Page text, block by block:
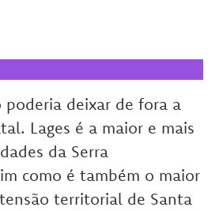
poderia deixar de fora a
Lages é a maior e mais
da Serra
como é também o maior
territorial de Santa